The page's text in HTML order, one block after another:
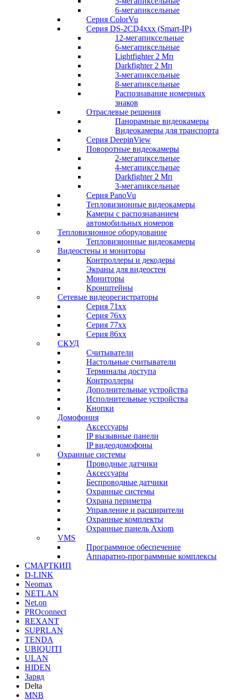
6-мегапиксельные
Серия ColorVu
Серия DS-2CD4xxx (Smart-IP)
12-мегапиксельные
6-мегапиксельные
Lightfighter 2 Мп
Darkfighter 2 Мп
3-мегапиксельные
8-мегапиксельные
Распознавание номерных
знаков
Отраслевые решения
Панорамные видеокамеры
Видеокамеры для транспорта
Серия DeepinView
Поворотные видеокамеры
2-мегапиксельные
4-мегапиксельные
Darkfighter 2 Мп
3-мегапиксельные
Серия PanoVu
Тепловизионные видеокамеры
Камеры с распознаванием
автомобильных номеров
Тепловизионное оборудование
Тепловизионные видеокамеры
Видеостены и мониторы
Контроллеры и декодеры
Экраны для видеостен
Мониторы
Кронштейны
Сетевые видеорегистраторы
Серия 71xx
Серия 76xx
Серия 77хх
Серия 86хх
СКУД
Считыватели
Настольные считыватели
Терминалы доступа
Контроллеры
Дополнительные устройства
Исполнительные устройства
Кнопки
Домофония
Аксессуары
IP вызывные панели
IP видеодомофоны
Охранные системы
Проводные датчики
Аксессуары
Беспроводные датчики
Охранные системы
Охрана периметра
Управление и расширители
Охранные комплекты
Охранные панель Axiom
VMS
Программное обеспечение
Аппаратно-программные комплексы
СМАРТКИП
D-LINK
Neomax
NETLAN
Net.on
PROconnect
REXANT
SUPRLAN
TENDA
UBIQUITI
ULAN
HIDEN
Заряд
Delta
MNB